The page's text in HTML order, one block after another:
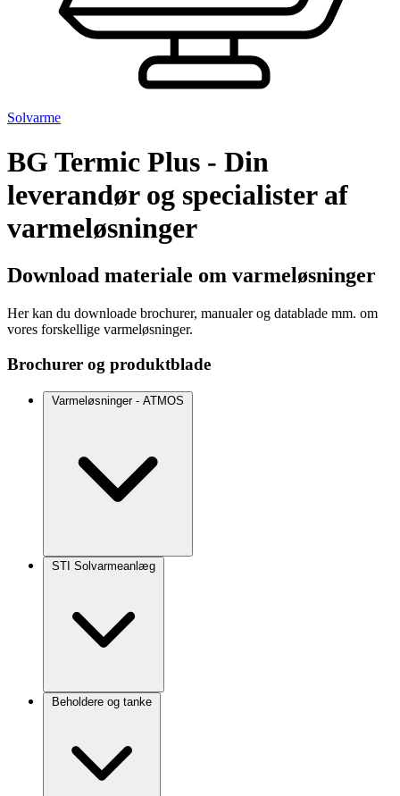
Solvarme
BG Termic Plus - Din
leverandør og specialister af
varmeløsninger
Download materiale om varmeløsninger
Her kan du downloade brochurer, manualer og datablade mm. om
vores forskellige varmeløsninger.
Brochurer og produktblade
Varmeløsninger - ATMOS
STI Solvarmeanlæg
Beholdere og tanke